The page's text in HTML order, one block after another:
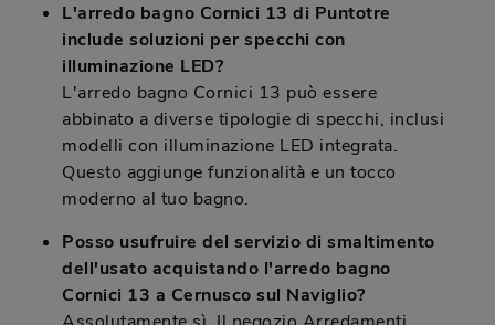
L'arredo bagno Cornici 13 di Puntotre
include soluzioni per specchi con
illuminazione LED?
L'arredo bagno Cornici 13 può essere
abbinato a diverse tipologie di specchi, inclusi
modelli con illuminazione LED integrata.
Questo aggiunge funzionalità e un tocco
moderno al tuo bagno.
Posso usufruire del servizio di smaltimento
dell'usato acquistando l'arredo bagno
Cornici 13 a Cernusco sul Naviglio?